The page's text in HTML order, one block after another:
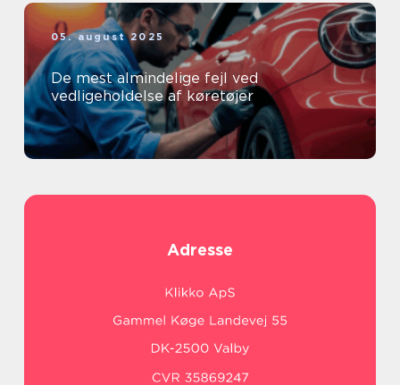
05. august 2025
De mest almindelige fejl ved
vedligeholdelse af køretøjer
Adresse